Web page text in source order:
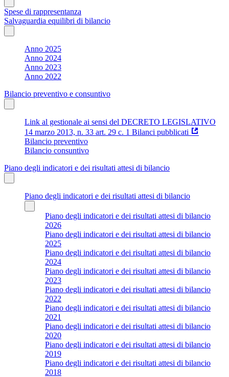
Spese di rappresentanza
Salvaguardia equilibri di bilancio
Anno 2025
Anno 2024
Anno 2023
Anno 2022
Bilancio preventivo e consuntivo
Link al gestionale ai sensi del DECRETO LEGISLATIVO
14 marzo 2013, n. 33 art. 29 c. 1 Bilanci pubblicati
Bilancio preventivo
Bilancio consuntivo
Piano degli indicatori e dei risultati attesi di bilancio
Piano degli indicatori e dei risultati attesi di bilancio
Piano degli indicatori e dei risultati attesi di bilancio
2026
Piano degli indicatori e dei risultati attesi di bilancio
2025
Piano degli indicatori e dei risultati attesi di bilancio
2024
Piano degli indicatori e dei risultati attesi di bilancio
2023
Piano degli indicatori e dei risultati attesi di bilancio
2022
Piano degli indicatori e dei risultati attesi di bilancio
2021
Piano degli indicatori e dei risultati attesi di bilancio
2020
Piano degli indicatori e dei risultati attesi di bilancio
2019
Piano degli indicatori e dei risultati attesi di bilancio
2018